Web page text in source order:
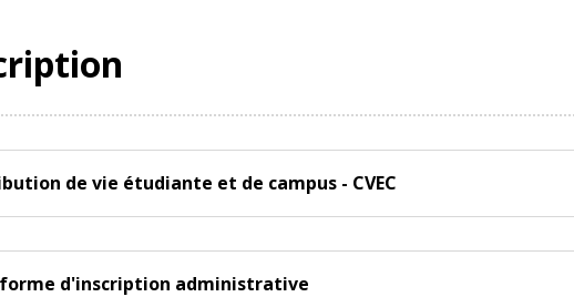
de vie étudiante et de campus - CVEC
d'inscription administrative